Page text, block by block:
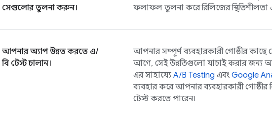
সেগুলোর তুলনা করুন।
ফলাফল তুলনা করে রিলিজের স্থিতিশীলতা
আপনার অ্যাপ উন্নত করতে এ/
বি টেস্ট চালান।
আপনার সম্পূর্ণ ব্যবহারকারী গোষ্ঠীর
আগে, সেই উন্নতিগুলো যাচাই করার জন্য
এর সাহায্যে A/B Testing এবং Google
ব্যবহার করে আপনার ব্যবহারকারী গোষ্ঠীর
টেস্ট করতে পারেন।